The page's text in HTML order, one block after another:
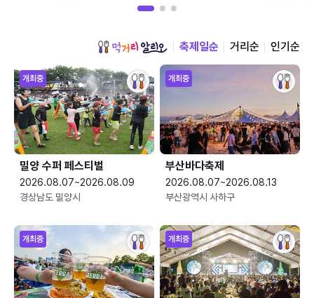
축제일순 거리순 인기순
개최중
밀양 수퍼 페스티벌
2026.08.07~2026.08.09
경상남도 밀양시
개최중
부산바다축제
2026.08.07~2026.08.13
부산광역시 사하구
개최중 개최중